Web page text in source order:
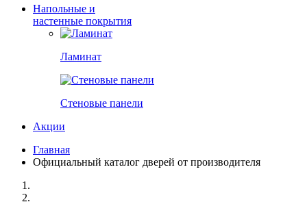
Напольные и
настенные покрытия
Ламинат
Стеновые панели
Акции
Главная
Официальный каталог дверей от производителя